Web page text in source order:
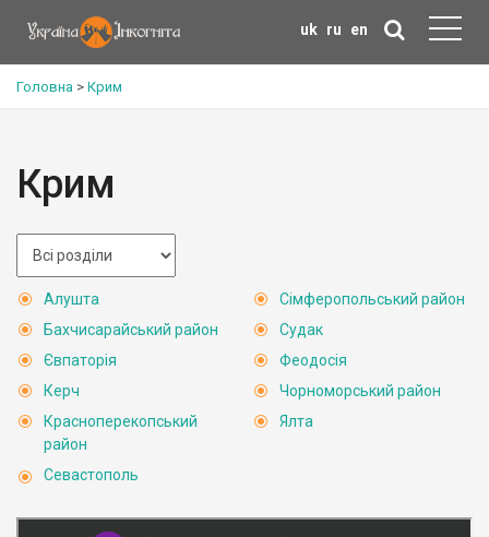
uk ru en
Головна > Крим
Крим
Алушта
Бахчисарайський район
Євпаторія
Керч
Красноперекопський
район
Севастополь
Сімферопольський район
Судак
Феодосія
Чорноморський район
Ялта